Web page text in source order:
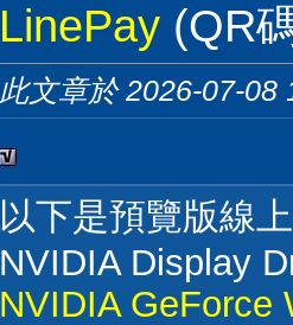
LinePay (QR
此文章於 2026-07-08
以下是預覽版線
NVIDIA Display
NVIDIA GeForce